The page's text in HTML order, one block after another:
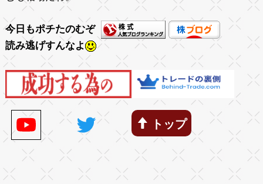
今日もポチたのむぞ
読み逃げすんなよ
トップ